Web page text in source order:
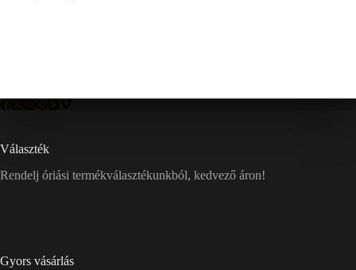
Választék
Rendelj óriási termékválasztékunkból, kedvező áron!
Gyors vásárlás